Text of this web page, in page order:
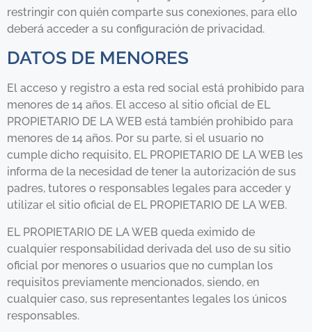
restringir con quién comparte sus conexiones, para ello
deberá acceder a su configuración de privacidad.
DATOS DE MENORES
El acceso y registro a esta red social está prohibido para
menores de 14 años. El acceso al sitio oficial de EL
PROPIETARIO DE LA WEB está también prohibido para
menores de 14 años. Por su parte, si el usuario no
cumple dicho requisito, EL PROPIETARIO DE LA WEB les
informa de la necesidad de tener la autorización de sus
padres, tutores o responsables legales para acceder y
utilizar el sitio oficial de EL PROPIETARIO DE LA WEB.
EL PROPIETARIO DE LA WEB queda eximido de
cualquier responsabilidad derivada del uso de su sitio
oficial por menores o usuarios que no cumplan los
requisitos previamente mencionados, siendo, en
cualquier caso, sus representantes legales los únicos
responsables.